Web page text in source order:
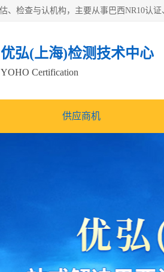
优弘(上海)检测技术中心
YOHO Certification
供应商机